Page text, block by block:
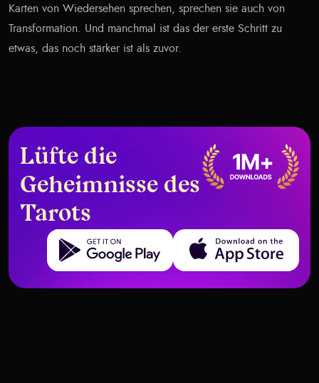
Karten von Wiedersehen sprechen, sprechen sie auch von
Transformation. Und manchmal ist das der erste Schritt zu
etwas, das noch stärker ist als zuvor.
Lüfte die
Geheimnisse des
Tarots
Get it on Google Play Download on the App Store